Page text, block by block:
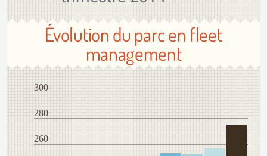
Évolution du parc en fleet
management
300
280
260